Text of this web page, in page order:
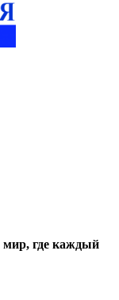
мир, где каждый